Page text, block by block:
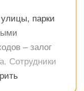
парки
– залог
Сотрудники